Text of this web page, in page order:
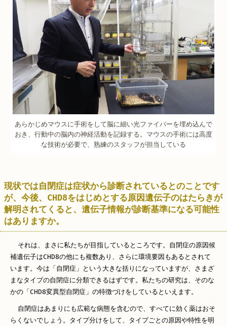
あらかじめマウスに手術をして脳に細い光ファイバーを埋め込んで
おき、行動中の脳内の神経活動を記録する。マウスの手術には高度
な技術が必要で、熟練のスタッフが担当している
現状では自閉症は症状から診断されているとのことです
が、今後、CHD8をはじめとする原因遺伝子のはたらきが
解明されてくると、遺伝子情報が診断基準になる可能性
はありますか。
それは、まさに私たちが目指しているところです。自閉症の原因候
補遺伝子はCHD8の他にも複数あり、さらに環境要因もあるとされて
います。今は「自閉症」という大きな括りになっていますが、さまざ
まなタイプの自閉症に分類できるはずです。私たちの研究は、そのな
かの「CHD8変異型自閉症」の特徴づけをしているといえます。
自閉症はあまりにも広範な病態を含むので、すべてに効く薬はおそ
らくないでしょう。タイプ分けをして、タイプごとの原因や特性を明